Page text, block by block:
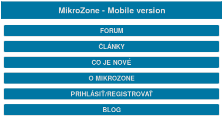
MikroZone - Mobile version
FORUM
ČLÁNKY
ČO JE NOVÉ
O MIKROZONE
PRIHLÁSIŤ/REGISTROVAŤ
BLOG